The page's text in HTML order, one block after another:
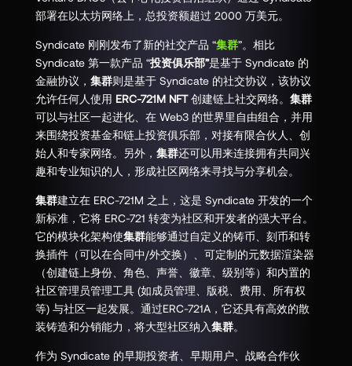
部署在以太坊网络上，总投资额超过 2000 万美元。
Syndicate 刚刚发布了新的社交产品 “集群”。相比
Syndicate 第一款产品 “投资俱乐部”是基于 Syndicate 的
金融协议， 集群则是基于 Syndicate 的社交协议，该协议
允许任何人使用 ERC-721M NFT创建链上社交网络。 集群
可以与社区一起进化、在 Web3 的世界里自由组合，并用
来围绕投资基金和链上投资俱乐部，对接有限合伙人、创
始人和专家网络。另外， 集群还可以用来连接拥有共同兴
趣和专业知识的人，形成社区网络来寻找与分享机会。
集群建立在 ERC-721M 之上，这是 Syndicate 开发的一个
新标准，它将 ERC-721 转变为社区和开发者的强大平台。
它的模块化架构使集群能够通过自定义的铸币、刻币和转
换插件（可以在合同中/外交换）、可定制的元数据渲染器
（创建链上身份、角色、声誉、徽章、级别等）和内置的
社区管理员管理工具 (如成员管理、版税、费用、所有权
等) 与社区一起发展。通过ERC-721A，它还具有高效的散
装铸造和分销能力，将大型社区纳入集群。
作为 Syndicate 的早期投资者、早期用户、战略合作伙